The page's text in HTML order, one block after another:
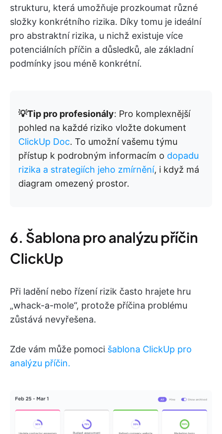
strukturu, která umožňuje prozkoumat různé
složky konkrétního rizika. Díky tomu je ideální
pro abstraktní rizika, u nichž existuje více
potenciálních příčin a důsledků, ale základní
podmínky jsou méně konkrétní.
💡Tip pro profesionály: Pro komplexnější
pohled na každé riziko vložte dokument
ClickUp Doc. To umožní vašemu týmu
přístup k podrobným informacím o dopadu
rizika a strategiích jeho zmírnění, i když má
diagram omezený prostor.
6. Šablona pro analýzu příčin
ClickUp
Při ladění nebo řízení rizik často hrajete hru
„whack-a-mole“, protože příčina problému
zůstává nevyřešena.
Zde vám může pomoci šablona ClickUp pro
analýzu příčin.